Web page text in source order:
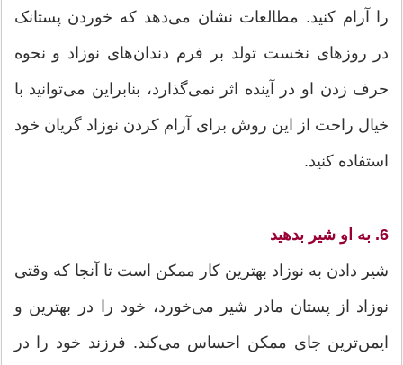
را آرام کنید. مطالعات نشان می‌دهد که خوردن پستانک
در روزهای نخست تولد بر فرم دندان‌های نوزاد و نحوه
حرف زدن او در آینده اثر نمی‌گذارد، بنابراین می‌توانید با
خیال راحت از این روش برای آرام کردن نوزاد گریان خود
استفاده کنید.
6. به او شیر بدهید
شیر دادن به نوزاد بهترین کار ممکن است تا آنجا که وقتی
نوزاد از پستان مادر شیر می‌خورد، خود را در بهترین و
ایمن‌ترین جای ممکن احساس می‌کند. فرزند خود را در